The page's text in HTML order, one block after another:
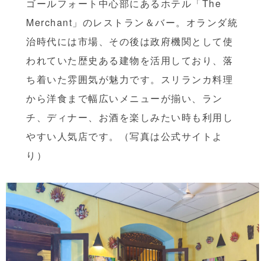
ゴールフォート中心部にあるホテル「The
Merchant」のレストラン＆バー。オランダ統
治時代には市場、その後は政府機関として使
われていた歴史ある建物を活用しており、落
ち着いた雰囲気が魅力です。スリランカ料理
から洋食まで幅広いメニューが揃い、ラン
チ、ディナー、お酒を楽しみたい時も利用し
やすい人気店です。（写真は公式サイトよ
り）